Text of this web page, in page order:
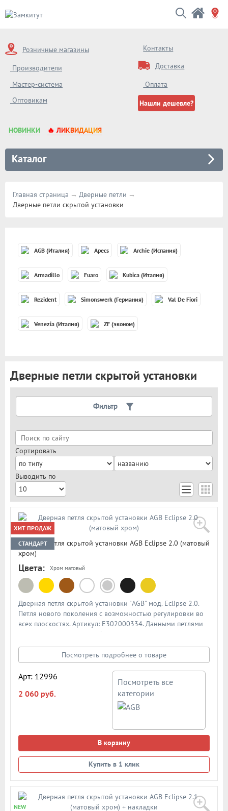
Розничные магазины
Производители
Мастер-система
Оптовикам
Контакты
Доставка
Оплата
Нашли дешевле?
НОВИНКИ 🔥 ЛИКВИДАЦИЯ
Каталог
Главная страница
Дверные петли
Дверные петли скрытой установки
AGB (Италия) Apecs Archie (Испания)
Armadillo Fuaro Kubica (Италия)
Rezident Simonswerk (Германия) Val De Fiori
Venezia (Италия) ZF (эконом)
Дверные петли скрытой установки
Цена
Производитель
Новинка
Цвет
Тип дверей
Фильтр
Сортировать
Выводить по
ХИТ ПРОДАЖ
СТАНДАРТ
Дверная петля скрытой установки AGB Eclipse 2.0 (матовый
хром)
Цвета: Хром матовый
Дверная петля скрытой установки "AGB" мод. Eclipse 2.0.
Петля нового поколения с возможностью регулировки во
всех плоскостях. Артикул: Е302000334. Данными петлями
комплектуются двери фабрики "ProfilDoors"
- 40 кг. Цвет: матовый хром. Каждая петля комплектуется
специальными накладками. В подробном описании
предоставлена схема с размерами петли для установки
Посмотреть подробнее о товаре
Арт: 12996
2 060 руб.
Посмотреть все
категории
В корзину
Купить в 1 клик
NEW